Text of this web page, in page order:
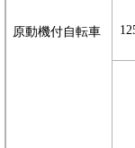
原動機付自転車